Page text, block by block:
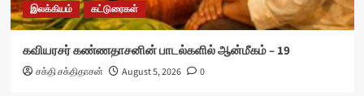
இலக்கியம் கட்டுரைகள்
கவியரசர் கண்ணதாசனின் பாடல்களில் ஆன்மீகம் – 19
சக்தி சக்திதாசன் August 5, 2026 0